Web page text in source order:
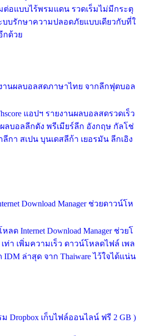
ต่อแบบไร้พรมแดน รวดเร็มไม่มีกระตุ
บรักษาความปลอดภัยแบบเดียวกับที่ใ
กด้วย
งานผลบอลสดภาษาไทย จากลีกฟุตบอล
แอปฯ รายงานผลบอลสดรวดเร็ว
ลบอลลีกดัง พรีเมียร์ลีก อังกฤษ กัลโช่
ลีกา สเปน บุนเดสลีก้า เยอรมัน ลีกเอิง
Download Manager ช่วยดาวน์โห
ด Internet Download Manager ช่วยโ
ท่า เพิ่มความเร็ว ดาวน์โหลดไฟล์ เพล
ล่าสุด จาก Thaiware ไว้ใจได้แน่น
Dropbox เก็บไฟล์ออนไลน์ ฟรี 2 GB )